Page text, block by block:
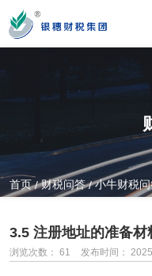
您好！新疆银穗财税服务集
MON-SAT 10：00-19：00
0991-3822222
首页/财税问答 /小牛财税
3.5 注册地址的准备材
浏览次数： 61 发布时间：